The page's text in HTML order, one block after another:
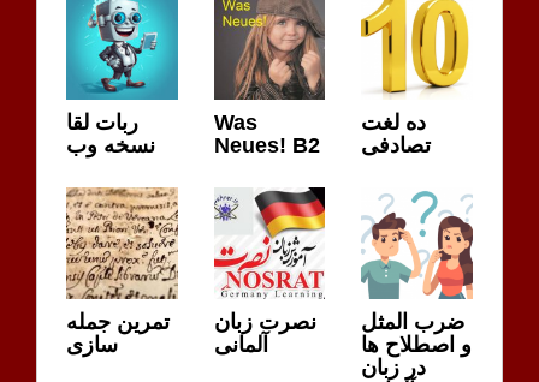
ربات لقا
نسخه وب
Was
Neues! B2
ده لغت
تصادفی
تمرین جمله
سازی
نصرت زبان
آلمانی
ضرب المثل
و اصطلاح ها
در زبان